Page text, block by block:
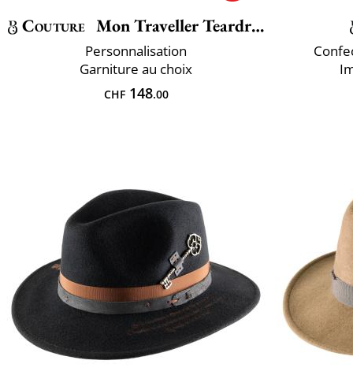
Couture Mon Traveller Teardrop
Personnalisation
Garniture au choix
CHF148.00